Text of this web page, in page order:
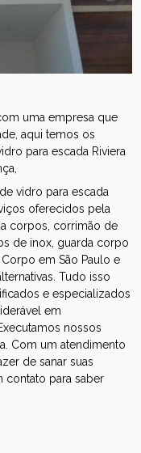
uma empresa que
aqui temos os
para escada Riviera
vidro para escada
oferecidos pela
corpos, corrimão de
de inox, guarda corpo
em São Paulo e
Tudo isso
e especializados
em
nossos
Com um atendimento
de sanar suas
contato para saber